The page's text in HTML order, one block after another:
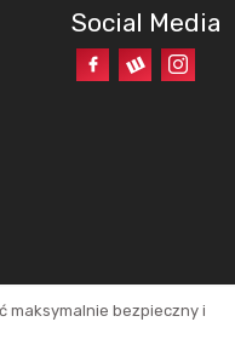
Social Media
maksymalnie bezpieczny i